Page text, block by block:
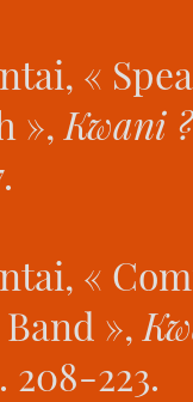
«
», Kwani ?
«
»,
223.